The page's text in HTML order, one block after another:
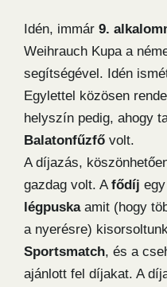
Idén, immár 9.
Weihrauch Kupa a
segítségével. Idén
Egylettel közösen
helyszín pedig, ahogy
Balatonfűzfő volt.
A díjazás,
gazdag volt. Afődíj egy
légpuskaamit (hogy
a nyerésre)
Sportsmatch, és a
ajánlott fel díjakat. A